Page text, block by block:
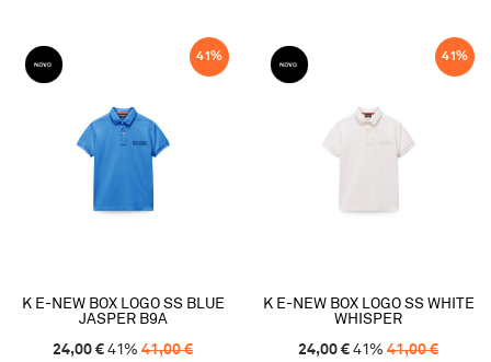
41%
K E-NEW BOX LOGO SS BLUE
JASPER B9A
24,00 € 41 % 41,00€
41%
K E-NEW BOX LOGO SS WHITE
WHISPER
24,00 € 41 % 41,00€